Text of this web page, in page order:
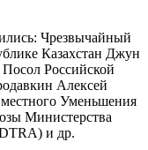
Чрезвычайный
Казахстан Джун
Российской
Алексей
Уменьшения
Министерства
и др.